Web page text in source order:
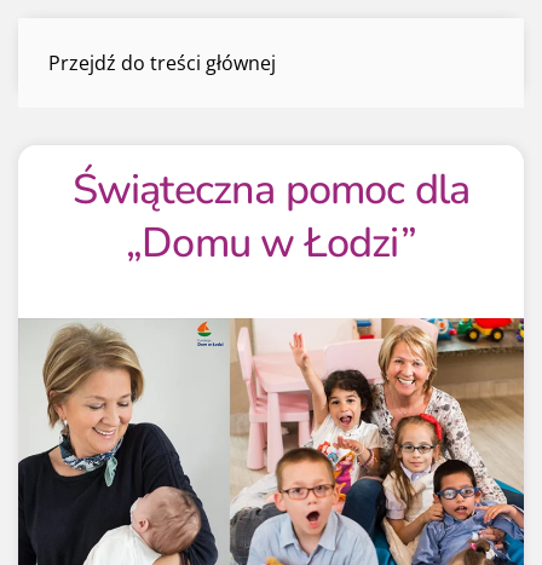
Przejdź do treści głównej
Świąteczna pomoc dla „Domu w
Łodzi…
Świąteczna pomoc dla
„Domu w Łodzi”